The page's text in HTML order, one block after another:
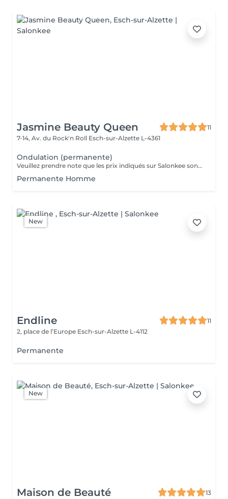
Jasmine Beauty Queen
11
7-14, Av. du Rock'n Roll Esch-sur-Alzette L-4361
Ondulation (permanente)
Veuillez prendre note que les prix indiqués sur Salonkee sont communiqués à titre informatif et s'entendent de base. Ces derniers sont susceptibles de varier selon le diagnostic réalisé à votre arrivée au salon et l'expertise du professionnel à qui vous confiez votre beauté. Dans tous les cas, un devis précis vous sera proposé et toutes réalisations de prestations seront effectuées avec votre accord. Un grand merci d'avance pour votre compréhension. Au plaisir de vous recevoir très vite.
Permanente Homme
New
Endline
11
2, place de l’Europe Esch-sur-Alzette L-4112
Permanente
New
Maison de Beauté
13